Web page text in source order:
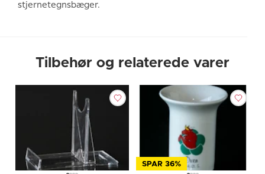
stjernetegnsbæger.
Tilbehør og relaterede varer
SPAR 36%